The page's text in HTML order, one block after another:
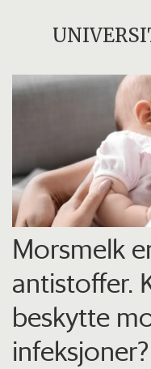
Morsmelk
antistoffer.
beskytte
infeksjoner?